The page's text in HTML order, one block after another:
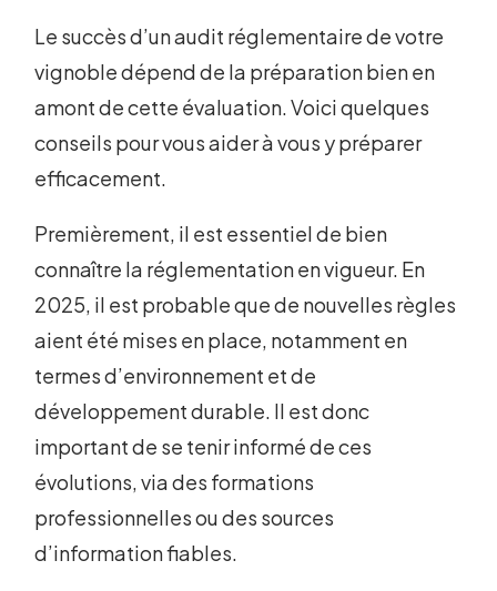
Le succès d’un audit réglementaire de votre
vignoble dépend de la préparation bien en
amont de cette évaluation. Voici quelques
conseils pour vous aider à vous y préparer
efficacement.
Premièrement, il est essentiel de bien
connaître la réglementation en vigueur. En
2025, il est probable que de nouvelles règles
aient été mises en place, notamment en
termes d’environnement et de
développement durable. Il est donc
important de se tenir informé de ces
évolutions, via des formations
professionnelles ou des sources
d’information fiables.